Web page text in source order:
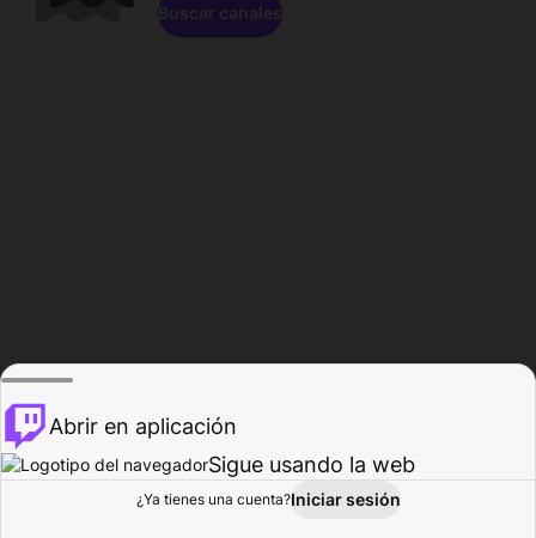
Explorar Actividad
Buscar canales
Abrir en aplicación
Sigue usando la web
¿Ya tienes una cuenta?Iniciar sesión